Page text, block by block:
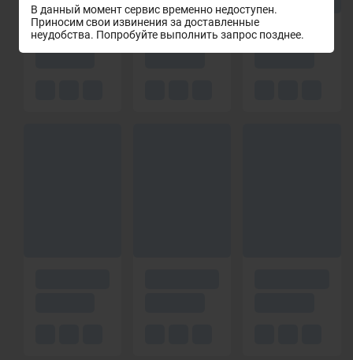
В данный момент сервис временно недоступен.
Приносим свои извинения за доставленные
неудобства. Попробуйте выполнить запрос позднее.